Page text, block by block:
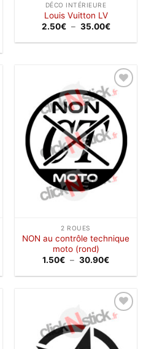
DÉCO INTÉRIEURE
Louis Vuitton LV
2.50€ – 35.00€Plage
prix :
35.00€
Ajouter
à la
wishlist
2 ROUES
NON au contrôle technique
moto (rond)
1.50€ – 30.90€Plage
prix :
30.90€
Ajouter
wishlist